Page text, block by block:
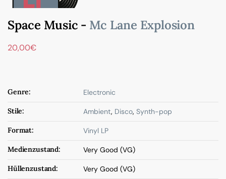
Space Music - Mc Lane Explosion
20,00€
Genre: Electronic
Stile: Ambient, Disco, Synth-pop
Format: Vinyl LP
Medienzustand: Very Good (VG)
Hüllenzustand: Very Good (VG)